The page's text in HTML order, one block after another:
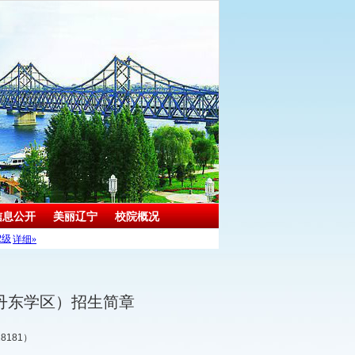
公开 美丽辽宁 校院概况
东学区）招生简章
）